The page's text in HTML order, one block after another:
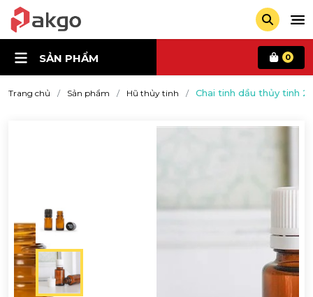
SẢN PHẨM 0
Trang chủ Sản phẩm Hũ thủy tinh Chai tinh dầu thủy tinh